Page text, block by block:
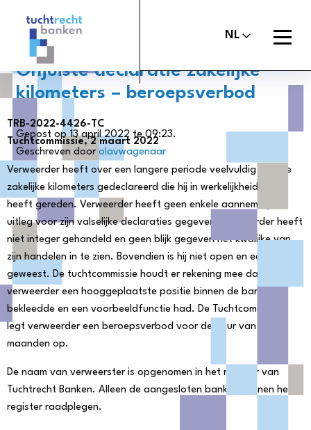
logo
Maak melding
Uitspraken
Over het tuchtrecht
Organisatie
Nieuws
Contact
Tuchtcommissie banken
Commissie van Beroep Banken
NL
Open
menu
Onjuiste declaratie zakelijke
kilometers – beroepsverbod
Gepost op 13 april 2022 te 09:23.
Geschreven door olavwagenaar
TRB-2022-4426-TC
Tuchtcommissie, 2 maart 2022
Verweerder heeft over een langere periode veelvuldig en vele
zakelijke kilometers gedeclareerd die hij in werkelijkheid niet
heeft gereden. Verweerder heeft geen enkele aannemelijke
uitleg voor zijn valselijke declaraties gegeven. Verweerder heeft
niet integer gehandeld en geen blijk gegeven het kwalijke van
zijn handelen in te zien. Bovendien is hij niet open en eerlijk
geweest. De tuchtcommissie houdt er rekening mee dat
verweerder een hooggeplaatste positie binnen de bank
bekleedde en een voorbeeldfunctie had. De Tuchtcommissie
legt verweerder een beroepsverbod voor de duur van zes
maanden op.
De naam van verweerster is opgenomen in het register van
Tuchtrecht Banken. Alleen de aangesloten banken kunnen het
register raadplegen.